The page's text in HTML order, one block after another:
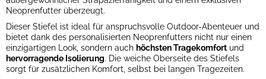
Neoprenfutter überzeugt.
Dieser Stiefel ist ideal für anspruchsvolle Outdoor-Abenteuer und
bietet dank des personalisierten Neoprenfutters nicht nur einen
einzigartigen Look, sondern auch höchsten Tragekomfort und
hervorragende Isolierung. Die weiche Oberseite des Stiefels
sorgt für zusätzlichen Komfort, selbst bei langen Tragezeiten.